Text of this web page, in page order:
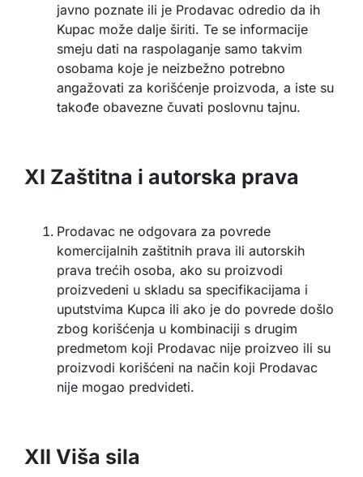
javno poznate ili je Prodavac odredio da ih
Kupac može dalje širiti. Te se informacije
smeju dati na raspolaganje samo takvim
osobama koje je neizbežno potrebno
angažovati za korišćenje proizvoda, a iste su
takođe obavezne čuvati poslovnu tajnu.
XI Zaštitna i autorska prava
Prodavac ne odgovara za povrede
komercijalnih zaštitnih prava ili autorskih
prava trećih osoba, ako su proizvodi
proizvedeni u skladu sa specifikacijama i
uputstvima Kupca ili ako je do povrede došlo
zbog korišćenja u kombinaciji s drugim
predmetom koji Prodavac nije proizveo ili su
proizvodi korišćeni na način koji Prodavac
nije mogao predvideti.
XII Viša sila